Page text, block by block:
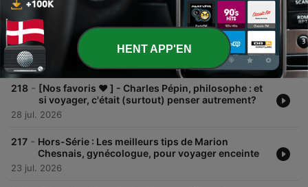
06 aug. 2026
219 - [Nos favoris ❤️ ] - Nans et Mouts de Nus et
Culottés (Part 1) : les coulisses d'une vie à poil
04 aug. 2026
218 - [Nos favoris ❤️ ] - Charles Pépin, philosophe : et
si voyager, c'était (surtout) penser autrement?
28 jul. 2026
217 - Hors-Série : Les meilleurs tips de Marion
Chesnais, gynécologue, pour voyager enceinte
23 jul. 2026
HENT APP'EN